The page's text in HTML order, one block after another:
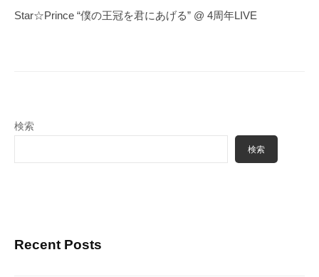
ー
Star☆Prince “僕の王冠を君にあげる” @ 4周年LIVE
検索
検索
Recent Posts